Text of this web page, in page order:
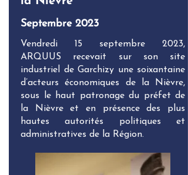
Septembre 2023
Vendredi 15 septembre 2023,
ARQUUS recevait sur son site
industriel de Garchizy une soixantaine
d’acteurs économiques de la Nièvre,
sous le haut patronage du préfet de
la Nièvre et en présence des plus
hautes autorités politiques et
administratives de la Région.